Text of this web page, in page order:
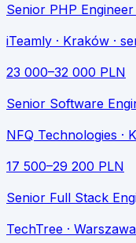
Senior PHP
iTeamly · Kraków ·
23 000–32 000 PLN
Senior Software
NFQ Technologies ·
17 500–29 200 PLN
Senior Full Stack
TechTree · Warszawa